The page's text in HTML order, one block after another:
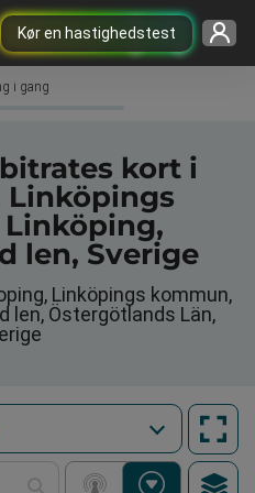
Kør en hastighedstest
i gang
bitrates kort i
Linköpings
len, Sverige
Linköpings kommun,
len, Östergötlands Län,